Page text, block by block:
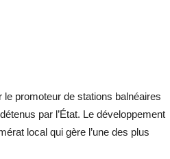
promoteur de stations balnéaires
par l’État. Le développement
local qui gère l’une des plus